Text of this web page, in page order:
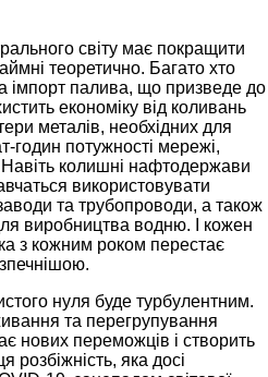
світу має покращити
теоретично. Багато хто
імпорт палива, що призведе до
економіку від коливань
металів, необхідних для
годин потужності мережі,
колишні нафтодержави
використовувати
та трубопроводи, а також
виробництва водню. І кожен
з кожним роком перестає
нуля буде турбулентним.
та перегрупування
нових переможців і створить
розбіжність, яка досі